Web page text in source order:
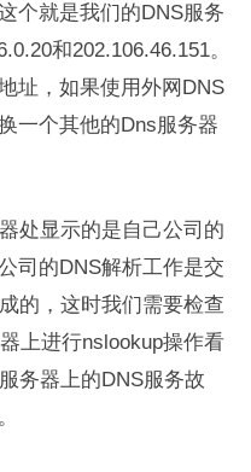
个就是我们的DNS服务
和202.106.46.151。
址，如果使用外网DNS
一个其他的Dns服务器
显示的是自己公司的
司的DNS解析工作是交
的，这时我们需要检查
上进行nslookup操作看
务器上的DNS服务故